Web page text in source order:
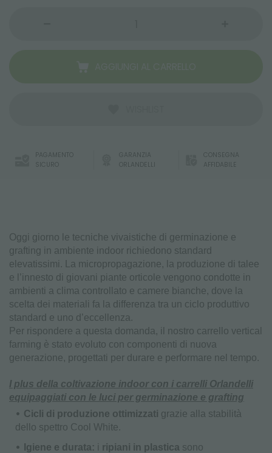
PAGAMENTO
SICURO
GARANZIA
ORLANDELLI
CONSEGNA
AFFIDABILE
Oggi giorno le tecniche vivaistiche di germinazione e
grafting in ambiente indoor richiedono standard
elevatissimi. La micropropagazione, la produzione di talee
e l’innesto di giovani piante orticole vengono condotte in
ambienti a clima controllato e camere bianche, dove la
scelta dei materiali fa la differenza tra un ciclo produttivo
standard e uno d’eccellenza.
Per rispondere a questa domanda, il nostro carrello vertical
farming è stato evoluto con componenti di nuova
generazione, progettati per durare e performare nel tempo.
I plus della coltivazione indoor con i carrelli Orlandelli
equipaggiati con le luci per germinazione e grafting
Cicli di produzione ottimizzati grazie alla stabilità
dello spettro Cool White.
Igiene e durata: i ripiani in plastica sono